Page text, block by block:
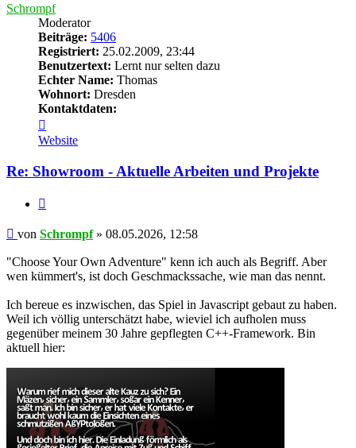
Schrompf
Moderator
Beiträge: 5406
Registriert: 25.02.2009, 23:44
Benutzertext: Lernt nur selten dazu
Echter Name: Thomas
Wohnort: Dresden
Kontaktdaten:
von
Schrompf
Website
Re: Showroom - Aktuelle Arbeiten und Projekte
Beitrag
von Schrompf» 08.05.2026, 12:58
"Choose Your Own Adventure" kenn ich auch als Begriff. Aber
wen kümmert's, ist doch Geschmackssache, wie man das nennt.
Ich bereue es inzwischen, das Spiel in Javascript gebaut zu haben.
Weil ich völlig unterschätzt habe, wieviel ich aufholen muss
gegenüber meinem 30 Jahre gepflegten C++-Framework. Bin
aktuell hier: